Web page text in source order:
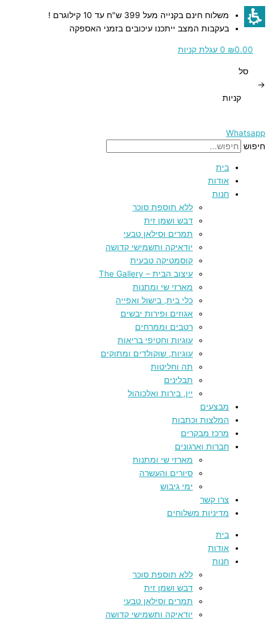
דילוג
לתוכן
משלוח חינם בקנייה מעל 399 ש"ח עד 10 קילוגרם !
בעקבות המצב ייתכנו עיכובים בזמני האספקה
₪0.00
0 עגלת קניות
סל
→
קניות
Whatsapp
חיפוש
בית
אודות
חנות
ללא תוספת סוכר
דבש ושמן זית
תמרים וסילאן טבעי
יודאיקה ותשמישי קדושה
קוסמטיקה טבעית
עיצוב הבית – The Gallery
מארזי שי ומתנות
כלי בית, בישול ואפייה
אגוזים ופירות יבשים
רטבים וממרחים
עוגיות וחטיפי בריאות
עוגיות, שוקולדים ומתוקים
תה וחליטות
תבלינים
יין, בירות ואלכוהול
מבצעים
המלצות וכתבות
מרכז מבקרים
חברות וארגונים
מארזי שי ומתנות
סיורים והעשרה
ימי גיבוש
צרו קשר
מדיניות משלוחים
בית
אודות
חנות
ללא תוספת סוכר
דבש ושמן זית
תמרים וסילאן טבעי
יודאיקה ותשמישי קדושה
של
Ceremonie
-
נענע
של
Ceremonie
–
סנצ'ה
של
Ceremonie
–
גנפאודר
גרם
של
Ceremonie
–
40
של
Ceremonie
–
35